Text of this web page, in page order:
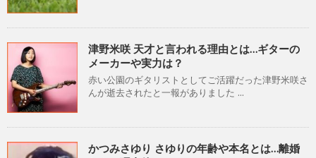
津野米咲 天才と言われる理由とは…ギターの
メーカーや実力は？
赤い公園のギタリストとしてご活躍だった津野米咲さ
んが逝去されたと一報がありました ...
かつみさゆり さゆりの年齢や本名とは…離婚